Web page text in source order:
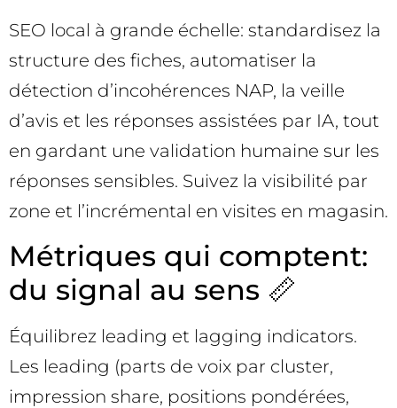
SEO local à grande échelle: standardisez la
structure des fiches, automatiser la
détection d’incohérences NAP, la veille
d’avis et les réponses assistées par IA, tout
en gardant une validation humaine sur les
réponses sensibles. Suivez la visibilité par
zone et l’incrémental en visites en magasin.
Métriques qui comptent:
du signal au sens 📏
Équilibrez leading et lagging indicators.
Les leading (parts de voix par cluster,
impression share, positions pondérées,